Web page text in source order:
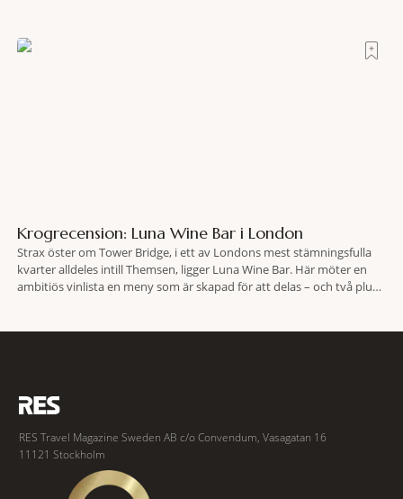
lokaliserades den 2 juni i år med hjälp
Krogrecension: Luna Wine Bar i London
Strax öster om Tower Bridge, i ett av Londons mest stämningsfulla
kvarter alldeles intill Themsen, ligger Luna Wine Bar. Här möter en
ambitiös vinlista en meny som är skapad för att delas – och två plus
RES Travel Magazine Sweden AB c/o Convendum, Vasagatan 16
11121 Stockholm